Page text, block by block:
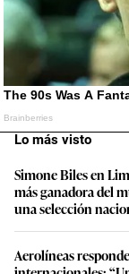
Lo más visto
Simone Biles en
más ganadora del
una selección
Aerolíneas